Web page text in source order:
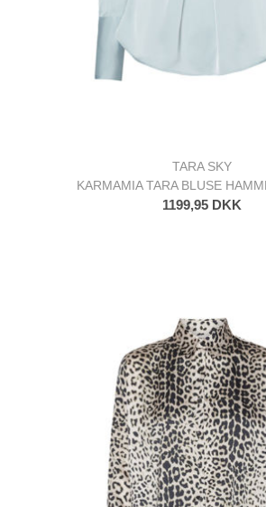
TARA SKY
KARMAMIA TARA BLUSE
1199,95 DKK